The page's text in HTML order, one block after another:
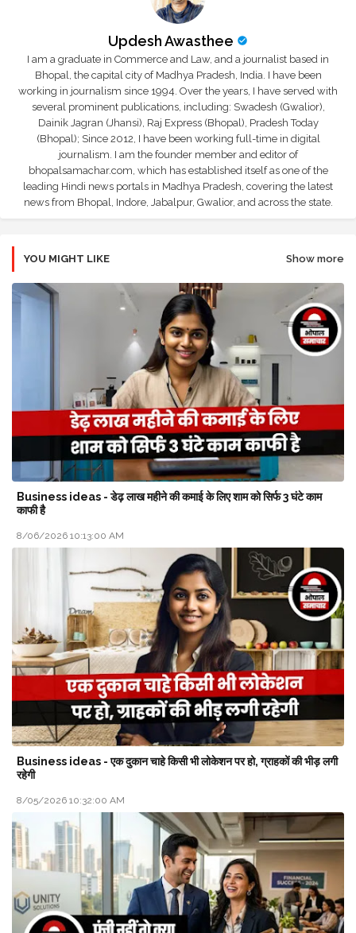
Updesh Awasthee
I am a graduate in Commerce and Law, and a journalist based in
Bhopal, the capital city of Madhya Pradesh, India. I have been
working in journalism since 1994. Over the years, I have served with
several prominent publications, including: Swadesh (Gwalior),
Dainik Jagran (Jhansi), Raj Express (Bhopal), Pradesh Today
(Bhopal); Since 2012, I have been working full-time in digital
journalism. I am the founder member and editor of
bhopalsamachar.com, which has established itself as one of the
leading Hindi news portals in Madhya Pradesh, covering the latest
news from Bhopal, Indore, Jabalpur, Gwalior, and across the state.
YOU MIGHT LIKE Show more
Business ideas - डेढ़ लाख महीने की कमाई के लिए शाम को सिर्फ 3 घंटे काम
काफी है
8/06/2026 10:13:00 AM
Business ideas - एक दुकान चाहे किसी भी लोकेशन पर हो, ग्राहकों की भीड़ लगी
रहेगी
8/05/2026 10:32:00 AM